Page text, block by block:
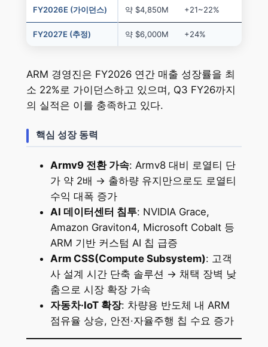
FY2026E (가이던스) 약 $4,850M +21~22%
FY2027E (추정) 약 $6,000M +24%
ARM 경영진은 FY2026 연간 매출 성장률을 최
소 22%로 가이던스하고 있으며, Q3 FY26까지
의 실적은 이를 충족하고 있다.
핵심 성장 동력
Armv9 전환 가속: Armv8 대비 로열티 단
가 약 2배 → 출하량 유지만으로도 로열티
수익 대폭 증가
AI 데이터센터 침투: NVIDIA Grace,
Amazon Graviton4, Microsoft Cobalt 등
ARM 기반 커스텀 AI 칩 급증
Arm CSS(Compute Subsystem): 고객
사 설계 시간 단축 솔루션 → 채택 장벽 낮
춤으로 시장 확장 가속
자동차·IoT 확장: 차량용 반도체 내 ARM
점유율 상승, 안전·자율주행 칩 수요 증가